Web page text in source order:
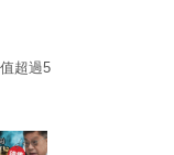
超過5